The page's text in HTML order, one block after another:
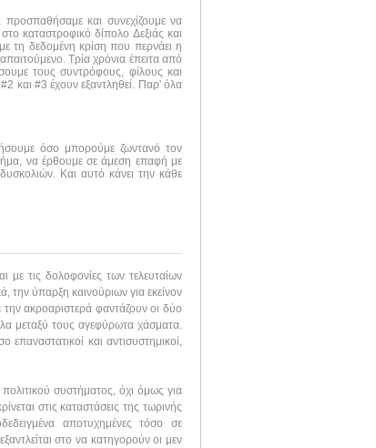
προσπαθήσαμε και συνεχίζουμε να
καταστροφικό δίπολο Δεξιάς και
τη δεδομένη κρίση που περνάει η
Τρία χρόνια έπειτα από
τους συντρόφους, φίλους και
και #3 έχουν εξαντληθεί. Παρ' όλα
όσο μπορούμε ζωντανό τον
να έρθουμε σε άμεση επαφή με
Και αυτό κάνει την κάθε
τις δολοφονίες των τελευταίων
την ύπαρξη καινούριων για εκείνον
την ακροαριστερά φαντάζουν οι δύο
μεταξύ τους αγεφύρωτα χάσματα.
και αντισυστημικοί,
συστήματος, όχι όμως για
στις καταστάσεις της τωρινής
αποτυχημένες τόσο σε
στο να κατηγορούν οι μεν